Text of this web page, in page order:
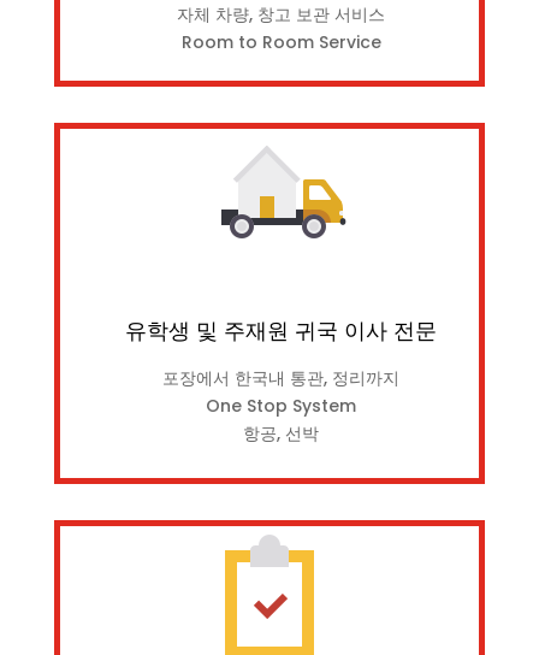
자체 차량, 창고 보관 서비스
Room to Room Service
유학생 및 주재원 귀국 이사 전문
포장에서 한국내 통관, 정리까지
One Stop System
항공, 선박